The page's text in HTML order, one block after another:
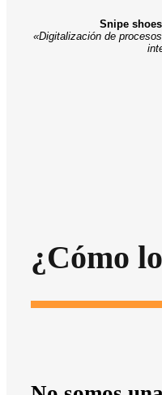
Snipe shoes
«Digitalización de
¿Cómo